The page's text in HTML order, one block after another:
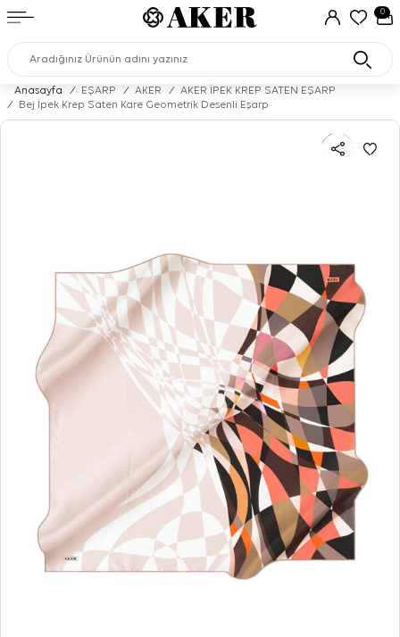
0
Anasayfa / EŞARP / AKER /
AKER İPEK KREP SATEN EŞARP
/
Bej İpek Krep Saten Kare Geometrik Desenli Eşarp